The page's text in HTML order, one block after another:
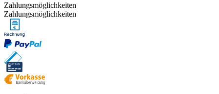
Zahlungsmöglichkeiten
Zahlungsmöglichkeiten